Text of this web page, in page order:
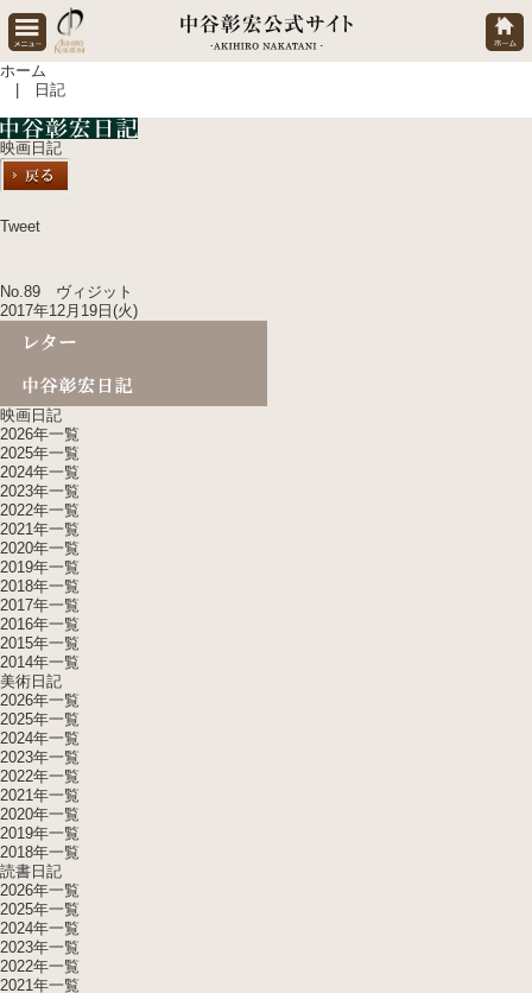
ホーム
| 日記
映画日記
Tweet
No.89 ヴィジット
2017年12月19日(火)
映画日記
2026年一覧
2025年一覧
2024年一覧
2023年一覧
2022年一覧
2021年一覧
2020年一覧
2019年一覧
2018年一覧
2017年一覧
2016年一覧
2015年一覧
2014年一覧
美術日記
2026年一覧
2025年一覧
2024年一覧
2023年一覧
2022年一覧
2021年一覧
2020年一覧
2019年一覧
2018年一覧
読書日記
2026年一覧
2025年一覧
2024年一覧
2023年一覧
2022年一覧
2021年一覧